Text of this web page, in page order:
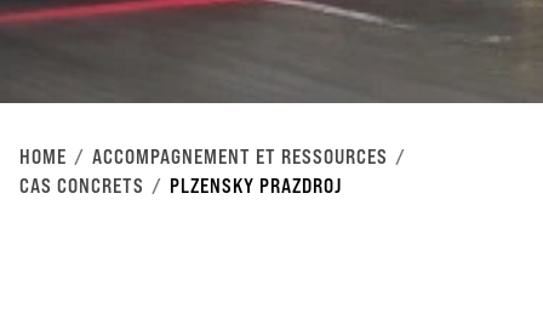
HOME
ACCOMPAGNEMENT ET RESSOURCES
CAS CONCRETS
PLZENSKY PRAZDROJ